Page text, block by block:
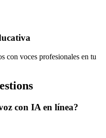
con voces profesionales en tu
con IA en línea?